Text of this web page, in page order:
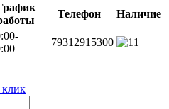
Телефон
Наличие
+79312915300
1